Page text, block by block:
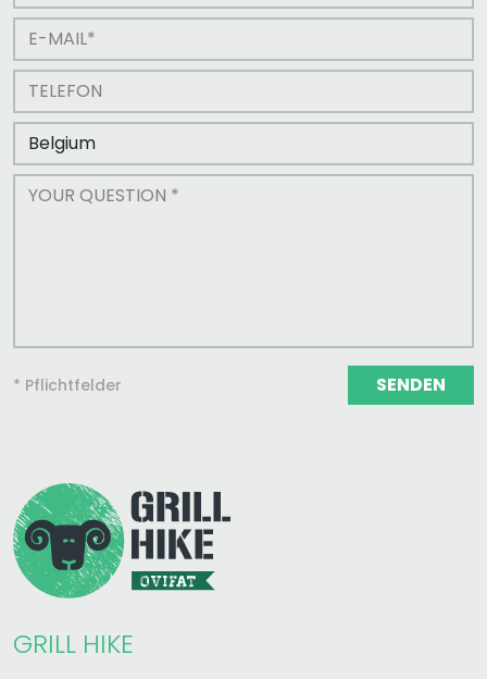
* Pflichtfelder SENDEN
GRILL HIKE